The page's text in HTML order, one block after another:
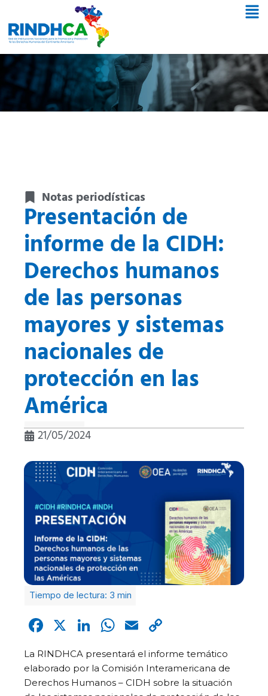
Notas periodísticas
Presentación de
informe de la CIDH:
Derechos humanos
de las personas
mayores y sistemas
nacionales de
protección en las
América
21/05/2024
Facebook
X LinkedIn
WhatsApp
Email
Link
La RINDHCA presentará el informe temático
elaborado por la Comisión Interamericana de
Derechos Humanos – CIDH sobre la situación